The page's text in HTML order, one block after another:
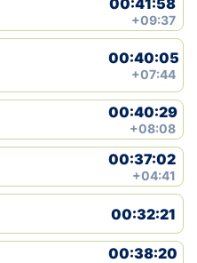
+09:37
00:40:05
+07:44
00:40:29
+08:08
00:37:02
+04:41
00:32:21
00:38:20